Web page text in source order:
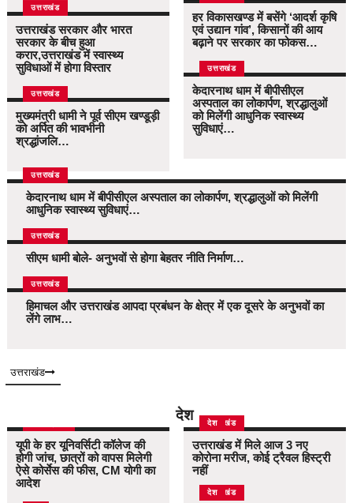
उत्तराखंड
उत्तराखंड सरकार और भारत
सरकार के बीच हुआ
करार,उत्तराखंड में स्वास्थ्य
सुविधाओं में होगा विस्तार
उत्तराखंड
मुख्यमंत्री धामी ने पूर्व सीएम खण्डूड़ी
को अर्पित की भावभीनी
श्रद्धांजलि…
हर विकासखण्ड में बसेंगे ‘आदर्श कृषि
एवं उद्यान गांव’, किसानों की आय
बढ़ाने पर सरकार का फोकस…
उत्तराखंड
केदारनाथ धाम में बीपीसीएल
अस्पताल का लोकार्पण, श्रद्धालुओं
को मिलेंगी आधुनिक स्वास्थ्य
सुविधाएं…
उत्तराखंड
केदारनाथ धाम में बीपीसीएल अस्पताल का लोकार्पण, श्रद्धालुओं को मिलेंगी
आधुनिक स्वास्थ्य सुविधाएं…
उत्तराखंड
सीएम धामी बोले- अनुभवों से होगा बेहतर नीति निर्माण…
उत्तराखंड
हिमाचल और उत्तराखंड आपदा प्रबंधन के क्षेत्र में एक दूसरे के अनुभवों का
लेंगे लाभ…
उत्तराखंड
देश
यूपी के हर यूनिवर्सिटी कॉलेज की
होगी जांच, छात्रों को वापस मिलेगी
ऐसे कोर्सेस की फीस, CM योगी का
आदेश
उत्तराखंड
देश
उत्तराखंड में मिले आज 3 नए
कोरोना मरीज, कोई ट्रैवल हिस्ट्री
नहीं
उत्तराखंड
देश